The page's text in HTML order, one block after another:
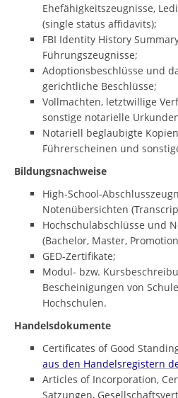
Ehefähigkeitszeugnisse,
(single status affidavits);
FBI Identity History
Führungszeugnisse;
Adoptionsbeschlüsse und
gerichtliche Beschlüsse;
Vollmachten, letztwillige
sonstige notarielle
Notariell beglaubigte
Führerscheinen und
Bildungsnachweise
High-School-
Notenübersichten
Hochschulabschlüsse und
(Bachelor, Master,
GED-Zertifikate;
Modul- bzw.
Bescheinigungen von
Hochschulen.
Handelsdokumente
Certificates of Good
aus den Handelsregistern
Articles of Incorporation,
Satzungen,